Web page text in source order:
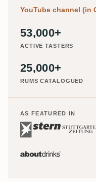
YouTube channel (in
53,000+
ACTIVE TASTERS
25,000+
RUMS CATALOGUED
AS FEATURED IN